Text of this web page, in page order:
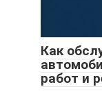
Как
работ и